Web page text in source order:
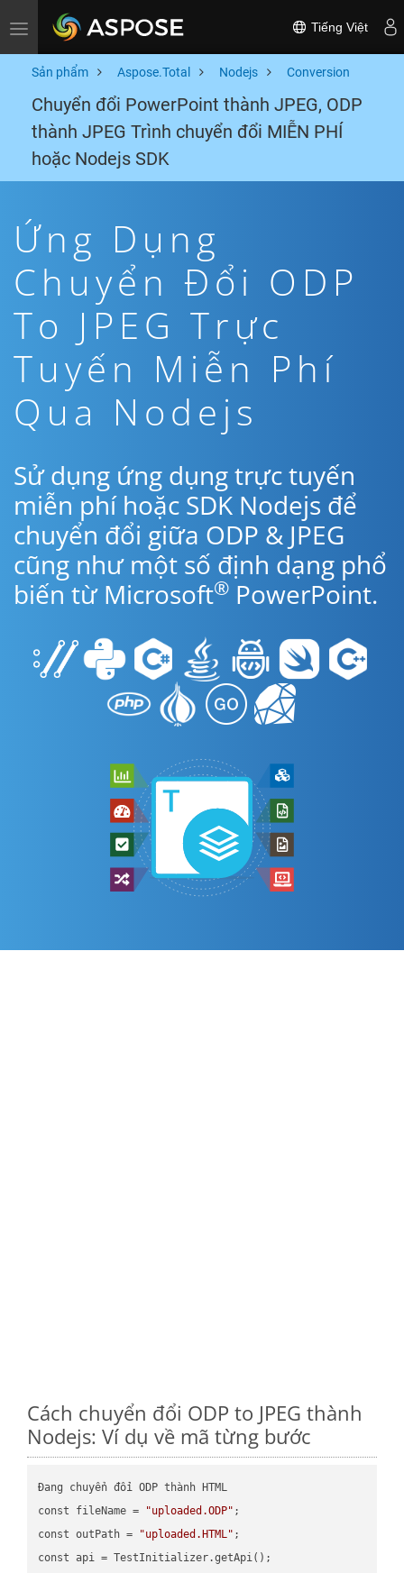
Toggle navigation Tiếng Việt
Sản phẩm Aspose.Total Nodejs Conversion
Chuyển đổi PowerPoint thành JPEG, ODP
thành JPEG Trình chuyển đổi MIỄN PHÍ
hoặc Nodejs SDK
Ứng Dụng
Chuyển Đổi ODP
To JPEG Trực
Tuyến Miễn Phí
Qua Nodejs
Sử dụng ứng dụng trực tuyến
miễn phí hoặc SDK Nodejs để
chuyển đổi giữa ODP & JPEG
cũng như một số định dạng phổ
biến từ Microsoft® PowerPoint.
Cách chuyển đổi ODP to JPEG thành
Nodejs: Ví dụ về mã từng bước
Đang chuyển đổi ODP thành HTML
const fileName =
"uploaded.ODP" ;
const outPath =
"uploaded.HTML" ;